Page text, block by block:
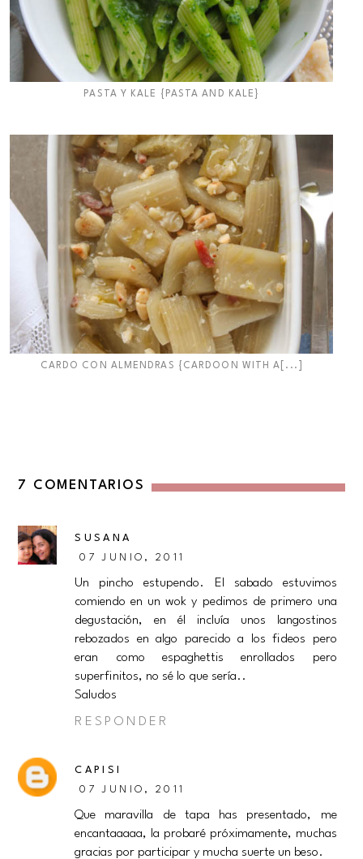
PASTA Y KALE {PASTA AND KALE}
CARDO CON ALMENDRAS {CARDOON WITH A[...]
7 COMENTARIOS
SUSANA
07 JUNIO, 2011
Un pincho estupendo. El sabado estuvimos
comiendo en un wok y pedimos de primero una
degustación, en él incluía unos langostinos
rebozados en algo parecido a los fideos pero
eran como espaghettis enrollados pero
superfinitos, no sé lo que sería..
Saludos
RESPONDER
CAPISI
07 JUNIO, 2011
Que maravilla de tapa has presentado, me
encantaaaaa, la probaré próximamente, muchas
gracias por participar y mucha suerte un beso.